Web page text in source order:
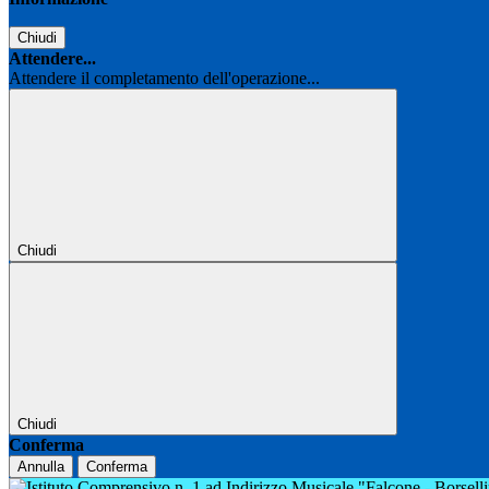
Chiudi
Attendere...
Attendere il completamento dell'operazione...
Chiudi
Chiudi
Conferma
Annulla Conferma